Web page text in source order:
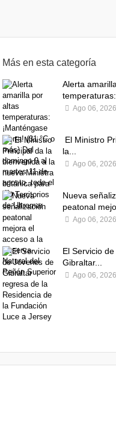
Más en esta categoría
Alerta
Ago 06, 2026
El Ministro
la...
Ago 06, 2026
Nueva
peatonal
Ago 06, 2026
El Servicio
Gibraltar...
Ago 06, 2026